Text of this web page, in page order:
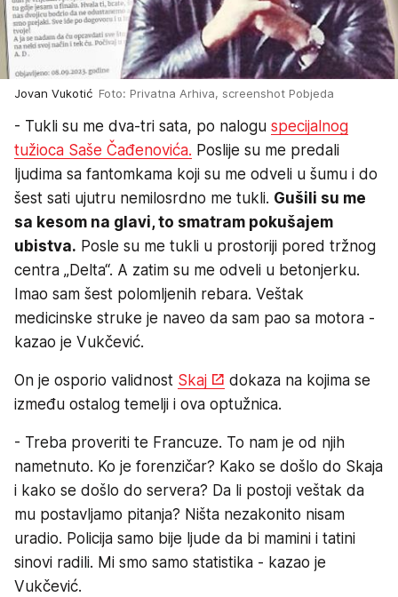
Jovan Vukotić Foto: Privatna Arhiva, screenshot Pobjeda
- Tukli su me dva-tri sata, po nalogu specijalnog
tužioca Saše Čađenovića. Poslije su me predali
ljudima sa fantomkama koji su me odveli u šumu i do
šest sati ujutru nemilosrdno me tukli. Gušili su me
sa kesom na glavi, to smatram pokušajem
ubistva. Posle su me tukli u prostoriji pored tržnog
centra „Delta“. A zatim su me odveli u betonjerku.
Imao sam šest polomljenih rebara. Veštak
medicinske struke je naveo da sam pao sa motora -
kazao je Vukčević.
On je osporio validnost Skaj
dokaza na kojima se
između ostalog temelji i ova optužnica.
- Treba proveriti te Francuze. To nam je od njih
nametnuto. Ko je forenzičar? Kako se došlo do Skaja
i kako se došlo do servera? Da li postoji veštak da
mu postavljamo pitanja? Ništa nezakonito nisam
uradio. Policija samo bije ljude da bi mamini i tatini
sinovi radili. Mi smo samo statistika - kazao je
Vukčević.